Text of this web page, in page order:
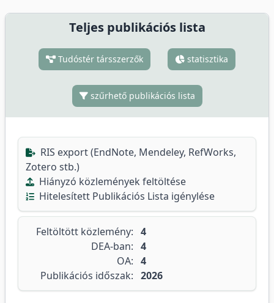
Teljes publikációs lista
Tudóstér társszerzők statisztika
szűrhető publikációs lista
RIS export (EndNote, Mendeley, RefWorks,
Zotero stb.)
Hiányzó közlemények feltöltése
Hitelesített Publikációs Lista igénylése
Feltöltött közlemény: 4
DEA-ban: 4
OA: 4
Publikációs időszak: 2026